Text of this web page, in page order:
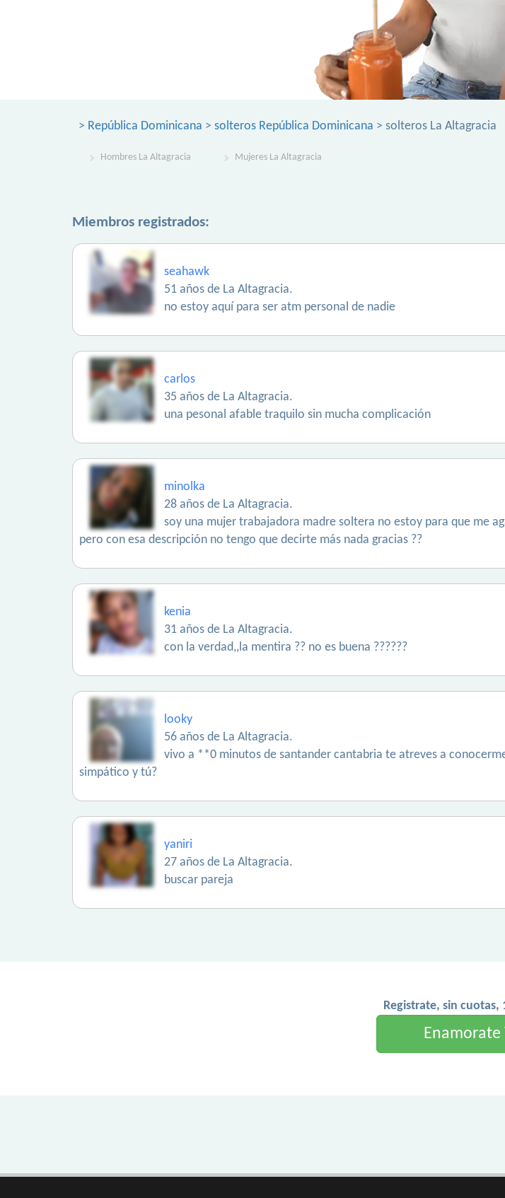
> República Dominicana > solteros República Dominicana > solteros La Altagracia
Hombres La Altagracia Mujeres La Altagracia
Miembros registrados:
seahawk
51 años de La Altagracia.
no estoy aquí para ser atm personal de nadie
carlos
35 años de La Altagracia.
una pesonal afable traquilo sin mucha complicación
minolka
28 años de La Altagracia.
soy una mujer trabajadora madre soltera no estoy para que me
pero con esa descripción no tengo que decirte más nada gracias ??
kenia
31 años de La Altagracia.
con la verdad,,la mentira ?? no es buena ??????
looky
56 años de La Altagracia.
vivo a **0 minutos de santander cantabria te atreves a
simpático y tú?
yaniri
27 años de La Altagracia.
buscar pareja
Registrate, sin cuotas,
Enamorate